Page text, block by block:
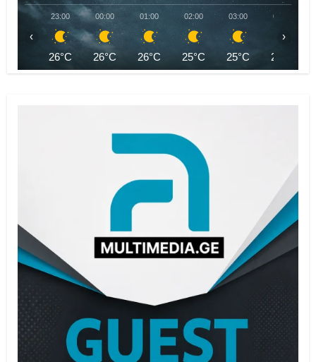
23:00
26°C
00:00
26°C
01:00
26°C
02:00
25°C
03:00
25°C
04:00
25°C
‹ ›